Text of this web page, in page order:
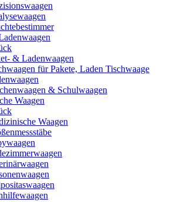
& Ladenwaagen
für Pakete, Laden Tischwaage
& Schulwaagen
Waagen
Waagen